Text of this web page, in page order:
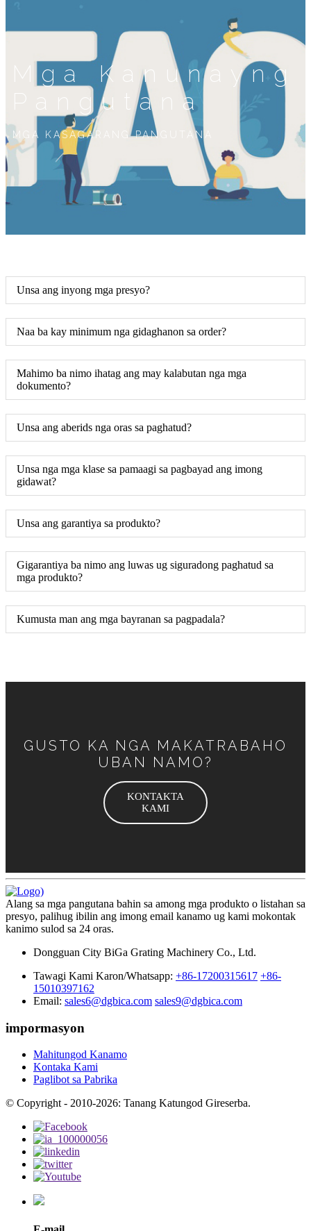
Mga Kanunayng
Pangutana
MGA KASAGARANG PANGUTANA
Unsa ang inyong mga presyo?
Naa ba kay minimum nga gidaghanon sa order?
Mahimo ba nimo ihatag ang may kalabutan nga mga
dokumento?
Unsa ang aberids nga oras sa paghatud?
Unsa nga mga klase sa pamaagi sa pagbayad ang imong
gidawat?
Unsa ang garantiya sa produkto?
Gigarantiya ba nimo ang luwas ug siguradong paghatud sa
mga produkto?
Kumusta man ang mga bayranan sa pagpadala?
GUSTO KA NGA MAKATRABAHO
UBAN NAMO?
KONTAKTA
KAMI
Alang sa mga pangutana bahin sa among mga produkto o listahan sa
presyo, palihug ibilin ang imong email kanamo ug kami mokontak
kanimo sulod sa 24 oras.
Dongguan City BiGa Grating Machinery Co., Ltd.
Tawagi Kami Karon/Whatsapp: +86-17200315617 +86-
15010397162
Email: sales6@dgbica.com sales9@dgbica.com
impormasyon
Mahitungod Kanamo
Kontaka Kami
Paglibot sa Pabrika
© Copyright - 2010-2026: Tanang Katungod Gireserba.